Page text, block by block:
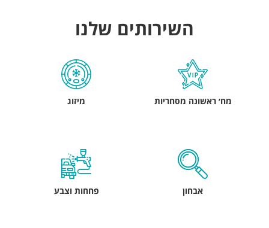
השירותים שלנו
מח׳ ראשונה מסחריות מיזוג
אבחון פחחות וצבע